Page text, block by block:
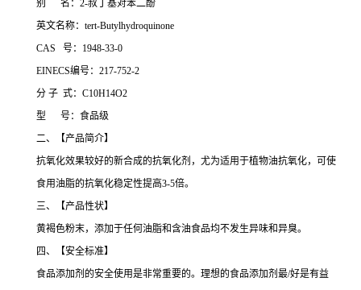
别 名：2-叔丁基对苯二酚
英文名称：tert-Butylhydroquinone
CAS 号：1948-33-0
EINECS编号：217-752-2
分 子 式：C10H14O2
型 号：食品级
二、【产品简介】
抗氧化效果较好的新合成的抗氧化剂，尤为适用于植物油抗氧化，可使
食用油脂的抗氧化稳定性提高3-5倍。
三、【产品性状】
黄褐色粉末，添加于任何油脂和含油食品均不发生异味和异臭。
四、【安全标准】
食品添加剂的安全使用是非常重要的。理想的食品添加剂最/好是有益